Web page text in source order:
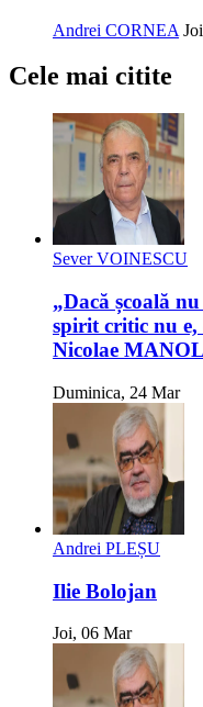
Andrei CORNEA
Cele mai citite
Sever VOINESCU
„Dacă școală
spirit critic nu
Nicolae
Duminica, 24 Mar
Andrei PLEȘU
Ilie Bolojan
Joi, 06 Mar